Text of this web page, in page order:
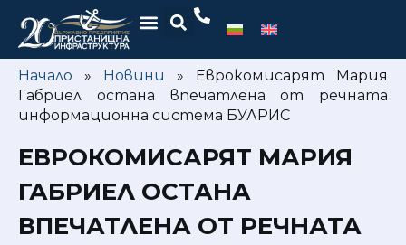
Начало » Новини » Еврокомисарят Мария
Габриел остана впечатлена от речната
информационна система БУЛРИС
ЕВРОКОМИСАРЯТ МАРИЯ
ГАБРИЕЛ ОСТАНА
ВПЕЧАТЛЕНА ОТ РЕЧНАТА